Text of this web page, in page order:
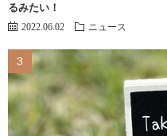
るみたい！
2022.06.02 ニュース